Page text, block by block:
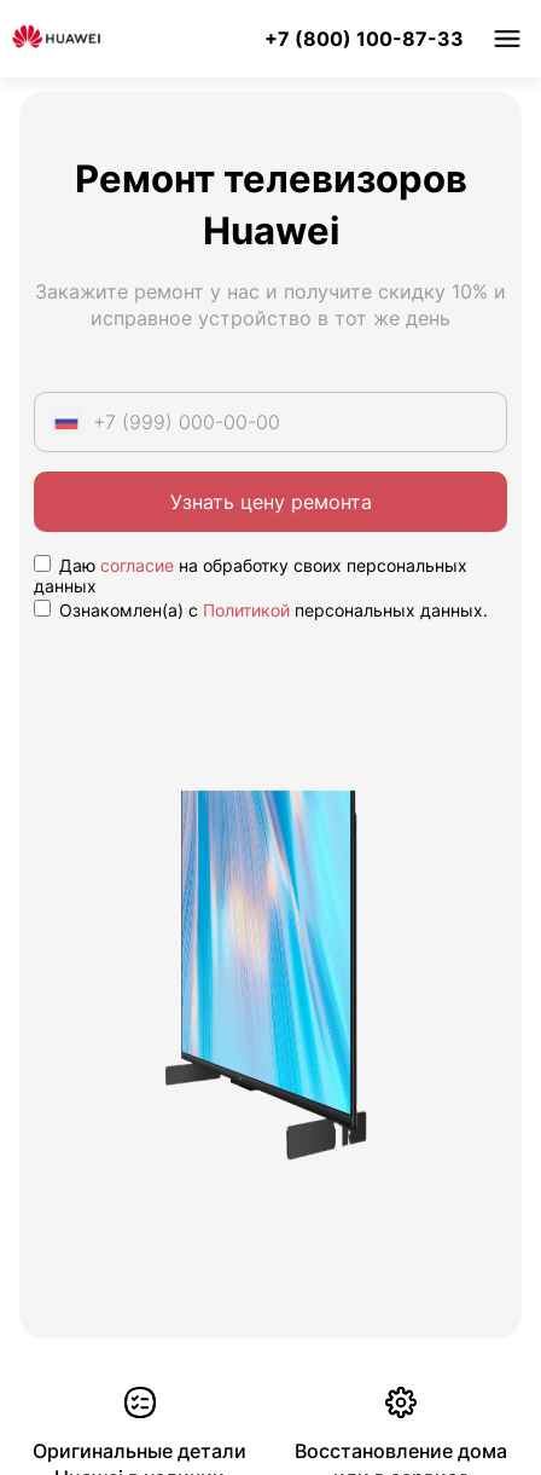
+7 (800) 100-87-33
Ремонт телевизоров
Huawei
Закажите ремонт у нас и получите скидку 10% и
исправное устройство в тот же день
Узнать цену ремонта
Даю согласие на обработку своих персональных
данных
Ознакомлен(а) с Политикой персональных данных.
Оригинальные детали
Восстановление дома